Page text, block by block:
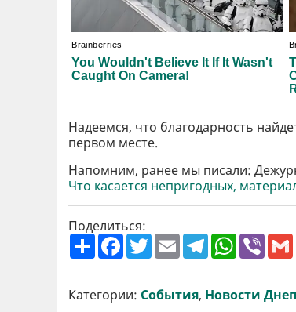
Надеемся, что благодарность
первом месте.
Напомним, ранее мы писали:
Что касается непригодных,
Поделиться:
П
о
р
и
F
a
b
o
T
w
t
e
E
m
l
T
e
g
r
W
h
s
A
V
r l
Категории: События, Новости